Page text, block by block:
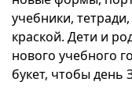
учебники,
краской. Дети и
нового учебного
букет, чтобы день